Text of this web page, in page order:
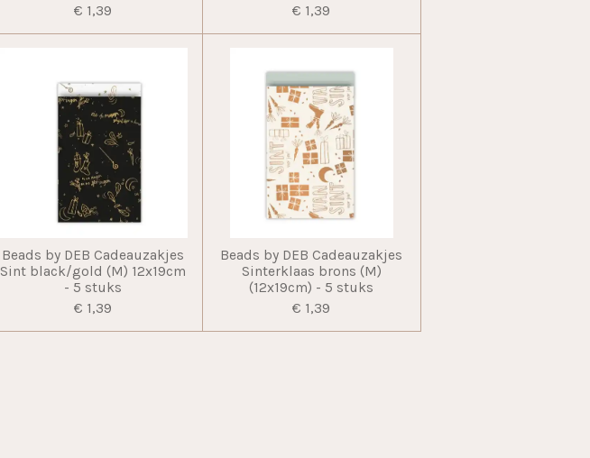
€ 1,39 € 1,39
Beads by DEB Cadeauzakjes
Sint black/gold (M) 12x19cm
- 5 stuks
€ 1,39
Beads by DEB Cadeauzakjes
Sinterklaas brons (M)
(12x19cm) - 5 stuks
€ 1,39